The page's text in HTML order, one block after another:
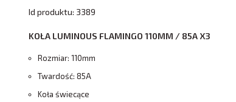
Id produktu: 3389
KOŁA LUMINOUS FLAMINGO 110MM / 85A X3
Rozmiar: 110mm
Twardość: 85A
Koła świecące